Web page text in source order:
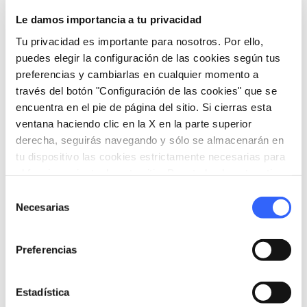
Le damos importancia a tu privacidad
Tu privacidad es importante para nosotros. Por ello,
puedes elegir la configuración de las cookies según tus
preferencias y cambiarlas en cualquier momento a
través del botón "Configuración de las cookies" que se
encuentra en el pie de página del sitio. Si cierras esta
ventana haciendo clic en la X en la parte superior
derecha, seguirás navegando y sólo se almacenarán en
tu dispositivo las cookies estrictamente necesarias para
Necesarias
Preferencias
Estadística
Informaciones
home Dónde
Fivizzano
Via S. Pietro, 33, 54013 Arlia MS, Italia
Organiza
chevron_right
chevron_right
local_library Guías y mapas chevron_right